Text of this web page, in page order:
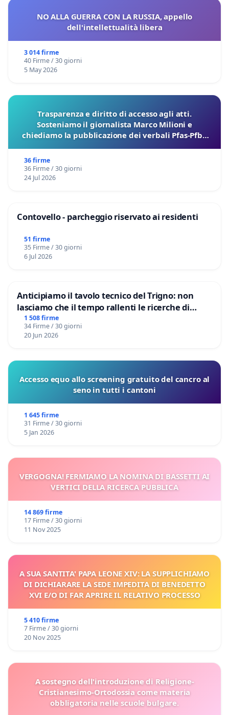
NO ALLA GUERRA CON LA RUSSIA, appello
dell'intellettualità libera
3 014 firme
40 Firme / 30 giorni
5 May 2026
Trasparenza e diritto di accesso agli atti.
Sosteniamo il giornalista Marco Milioni e
chiediamo la pubblicazione dei verbali Pfas-Pfba
36 firme
36 Firme / 30 giorni
24 Jul 2026
Contovello - parcheggio riservato ai residenti
51 firme
35 Firme / 30 giorni
6 Jul 2026
Anticipiamo il tavolo tecnico del Trigno: non
lasciamo che il tempo rallenti le ricerche di
Domenico Racanati
1 508 firme
34 Firme / 30 giorni
20 Jun 2026
Accesso equo allo screening gratuito del cancro al
seno in tutti i cantoni
1 645 firme
31 Firme / 30 giorni
5 Jan 2026
VERGOGNA! FERMIAMO LA NOMINA DI BASSETTI AI
VERTICI DELLA RICERCA PUBBLICA
14 869 firme
17 Firme / 30 giorni
11 Nov 2025
A SUA SANTITA' PAPA LEONE XIV: LA SUPPLICHIAMO
DI DICHIARARE LA SEDE IMPEDITA DI BENEDETTO
XVI E/O DI FAR APRIRE IL RELATIVO PROCESSO
5 410 firme
7 Firme / 30 giorni
20 Nov 2025
A sostegno dell'introduzione di Religione-
Cristianesimo-Ortodossia come materia
obbligatoria nelle scuole bulgare.